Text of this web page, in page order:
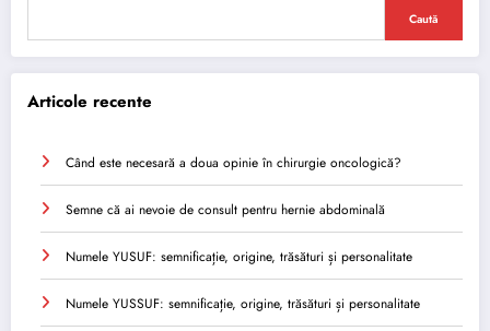
Caută
Articole recente
Când este necesară a doua opinie în chirurgie oncologică?
Semne că ai nevoie de consult pentru hernie abdominală
Numele YUSUF: semnificație, origine, trăsături și personalitate
Numele YUSSUF: semnificație, origine, trăsături și personalitate